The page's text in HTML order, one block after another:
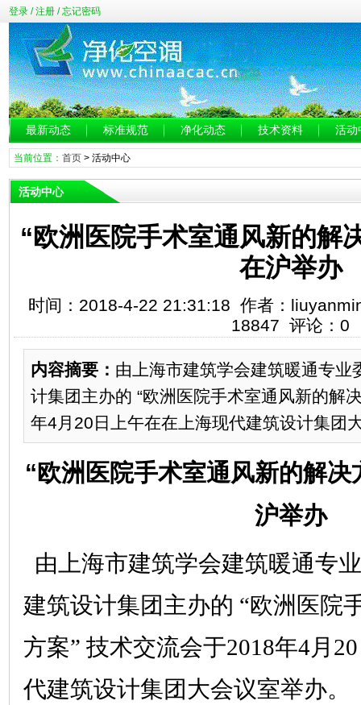
登录/注册/忘记密码
最新动态 标准规范 净化动态 技术资料 活动
当前位置： 首页> 活动中心
活动中心
“欧洲医院手术室通风新的解
在沪举办
时间：2018-4-22 21:31:18 作者：
18847 评论：0
内容摘要： 由上海市建筑学会建筑暖通专业
计集团主办的 “欧洲医院手术室通风新的解
年4月20日上午在在上海现代建筑设计集团
“欧洲医院手术室通风新的解
沪举办
由上海市建筑学会建筑暖通专
建筑设计集团主办的 “欧洲医院
方案” 技术交流会于2018年4月
代建筑设计集团 大会议室举办。